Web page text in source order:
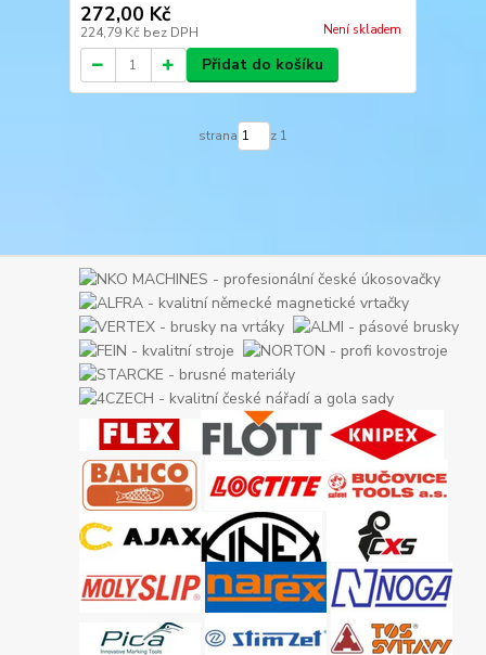
272,00 Kč
224,79 Kč bez DPH Není skladem
Přidat do košíku
strana z 1